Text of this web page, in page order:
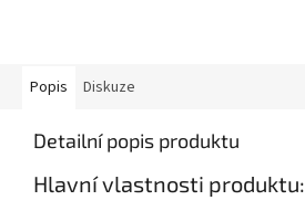
Popis Diskuze
Detailní popis produktu
Hlavní vlastnosti produktu: